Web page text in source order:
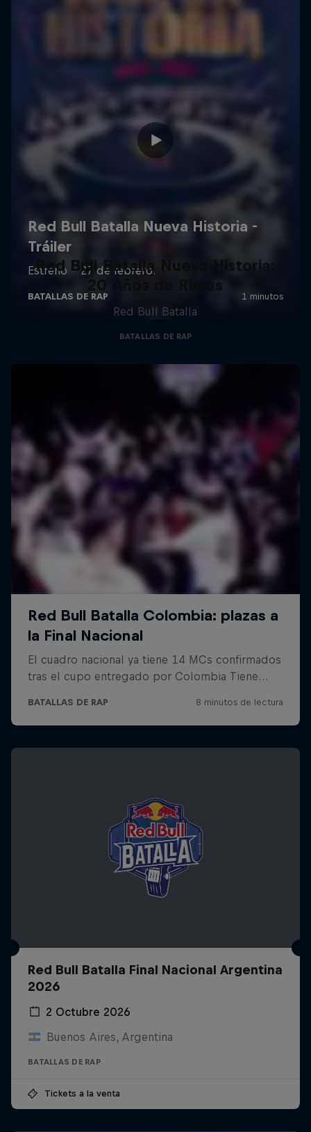
Red Bull Batalla Nueva Historia:
20 Años de Rimas
Red Bull Batalla
BATALLAS DE RAP
Red Bull Batalla Final Nacional Argentina
2026
2 Octubre 2026
Buenos Aires, Argentina
BATALLAS DE RAP
Tickets a la venta